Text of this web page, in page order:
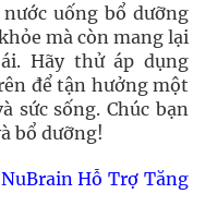
uống bổ dưỡng
mà còn mang lại
Hãy thử áp dụng
để tận hưởng một
sức sống. Chúc bạn
bổ dưỡng!
Hỗ Trợ Tăng